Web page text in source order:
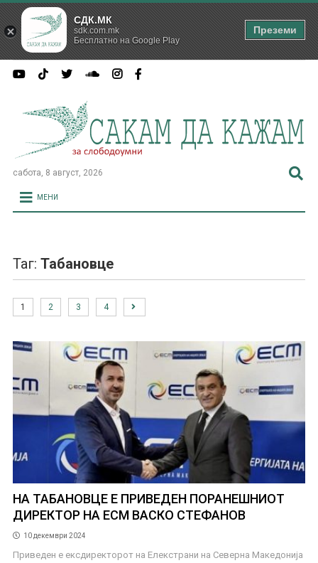
сабота, 8 август, 2026
МЕНИ
Таг: Табановце
1 2 3 4
НА ТАБАНОВЦЕ Е ПРИВЕДЕН ПОРАНЕШНИОТ
ДИРЕКТОР НА ЕСМ ВАСКО СТЕФАНОВ
10 декември 2024
Приведен е ексдиректорот на Елекстрани на Северна Македонија
СДК.МК
sdk.com.mk
Бесплатно на Google Play
Преземи